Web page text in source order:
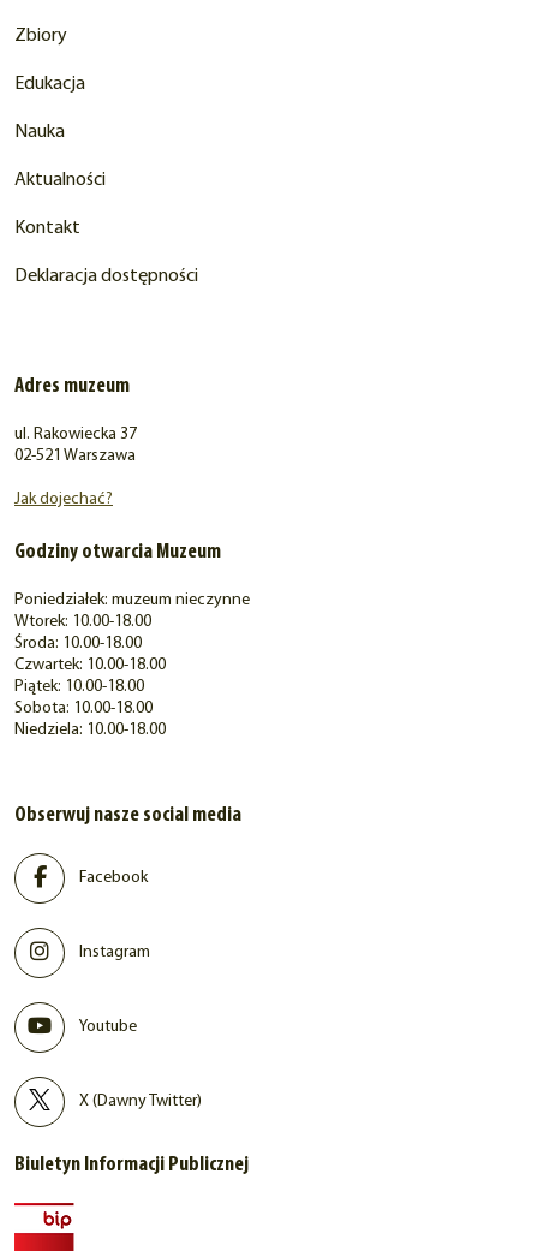
Zbiory
Edukacja
Nauka
Aktualności
Kontakt
Deklaracja dostępności
Adres muzeum
ul. Rakowiecka 37
02-521 Warszawa
Jak dojechać?
Godziny otwarcia Muzeum
Poniedziałek: muzeum nieczynne
Wtorek: 10.00-18.00
Środa: 10.00-18.00
Czwartek: 10.00-18.00
Piątek: 10.00-18.00
Sobota: 10.00-18.00
Niedziela: 10.00-18.00
Obserwuj nasze social media
Facebook
Instagram
Youtube
X (Dawny Twitter)
Biuletyn Informacji Publicznej